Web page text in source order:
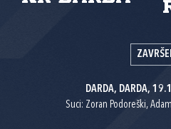
DARDA, DARDA,
Suci: Zoran Podoreški,